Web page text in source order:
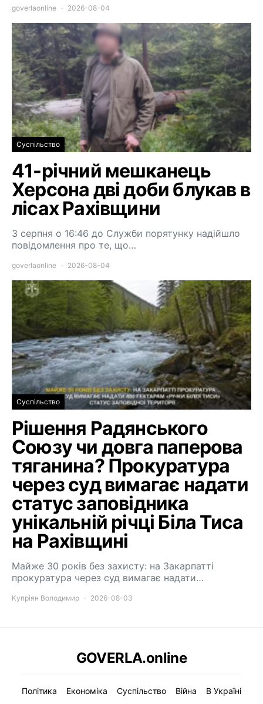
goverlaonline 2026-08-04
Суспільство
41-річний мешканець
Херсона дві доби блукав в
лісах Рахівщини
3 серпня о 16:46 до Служби порятунку надійшло
повідомлення про те, що…
goverlaonline 2026-08-04
Суспільство
Рішення Радянського
Союзу чи довга паперова
тяганина? Прокуратура
через суд вимагає надати
статус заповідника
унікальній річці Біла Тиса
на Рахівщині
Майже 30 років без захисту: на Закарпатті
прокуратура через суд вимагає надати…
Купріян Володимир 2026-08-03
GOVERLA.online
Політика Економіка Суспільство Війна В Україні